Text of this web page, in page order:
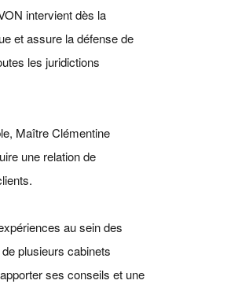
intervient dès la
et assure la défense de
les juridictions
Maître Clémentine
une relation de
au sein des
plusieurs cabinets
ses conseils et une